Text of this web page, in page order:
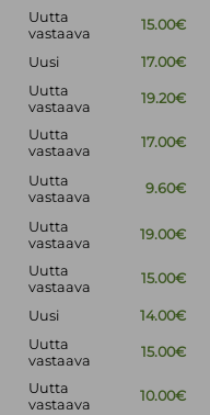
Uutta
vastaava
15.00€
Uusi 17.00€
Uutta
vastaava
19.20€
Uutta
vastaava
17.00€
Uutta
vastaava
9.60€
Uutta
vastaava
19.00€
Uutta
vastaava
15.00€
Uusi 14.00€
Uutta
vastaava
15.00€
Uutta
vastaava
10.00€